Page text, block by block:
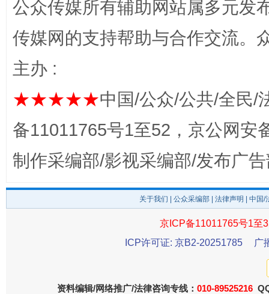
完善运行机制助力责任有效落实 一纸欠
公众传媒所有辅助网站属多元发
传媒网的支持帮助与合作交流。
主办 :
★★★★★中国/公众/公共/全民/
备11011765号1至52，京公网安
制作采编部/影视采编部/发布广
关于我们 公众采编部 法律声明 | 中国
京ICP备11011765号1至
ICP许可证: 京B2-20251785
广
资料编辑/网络推广/法律咨询专线： 010-89525216